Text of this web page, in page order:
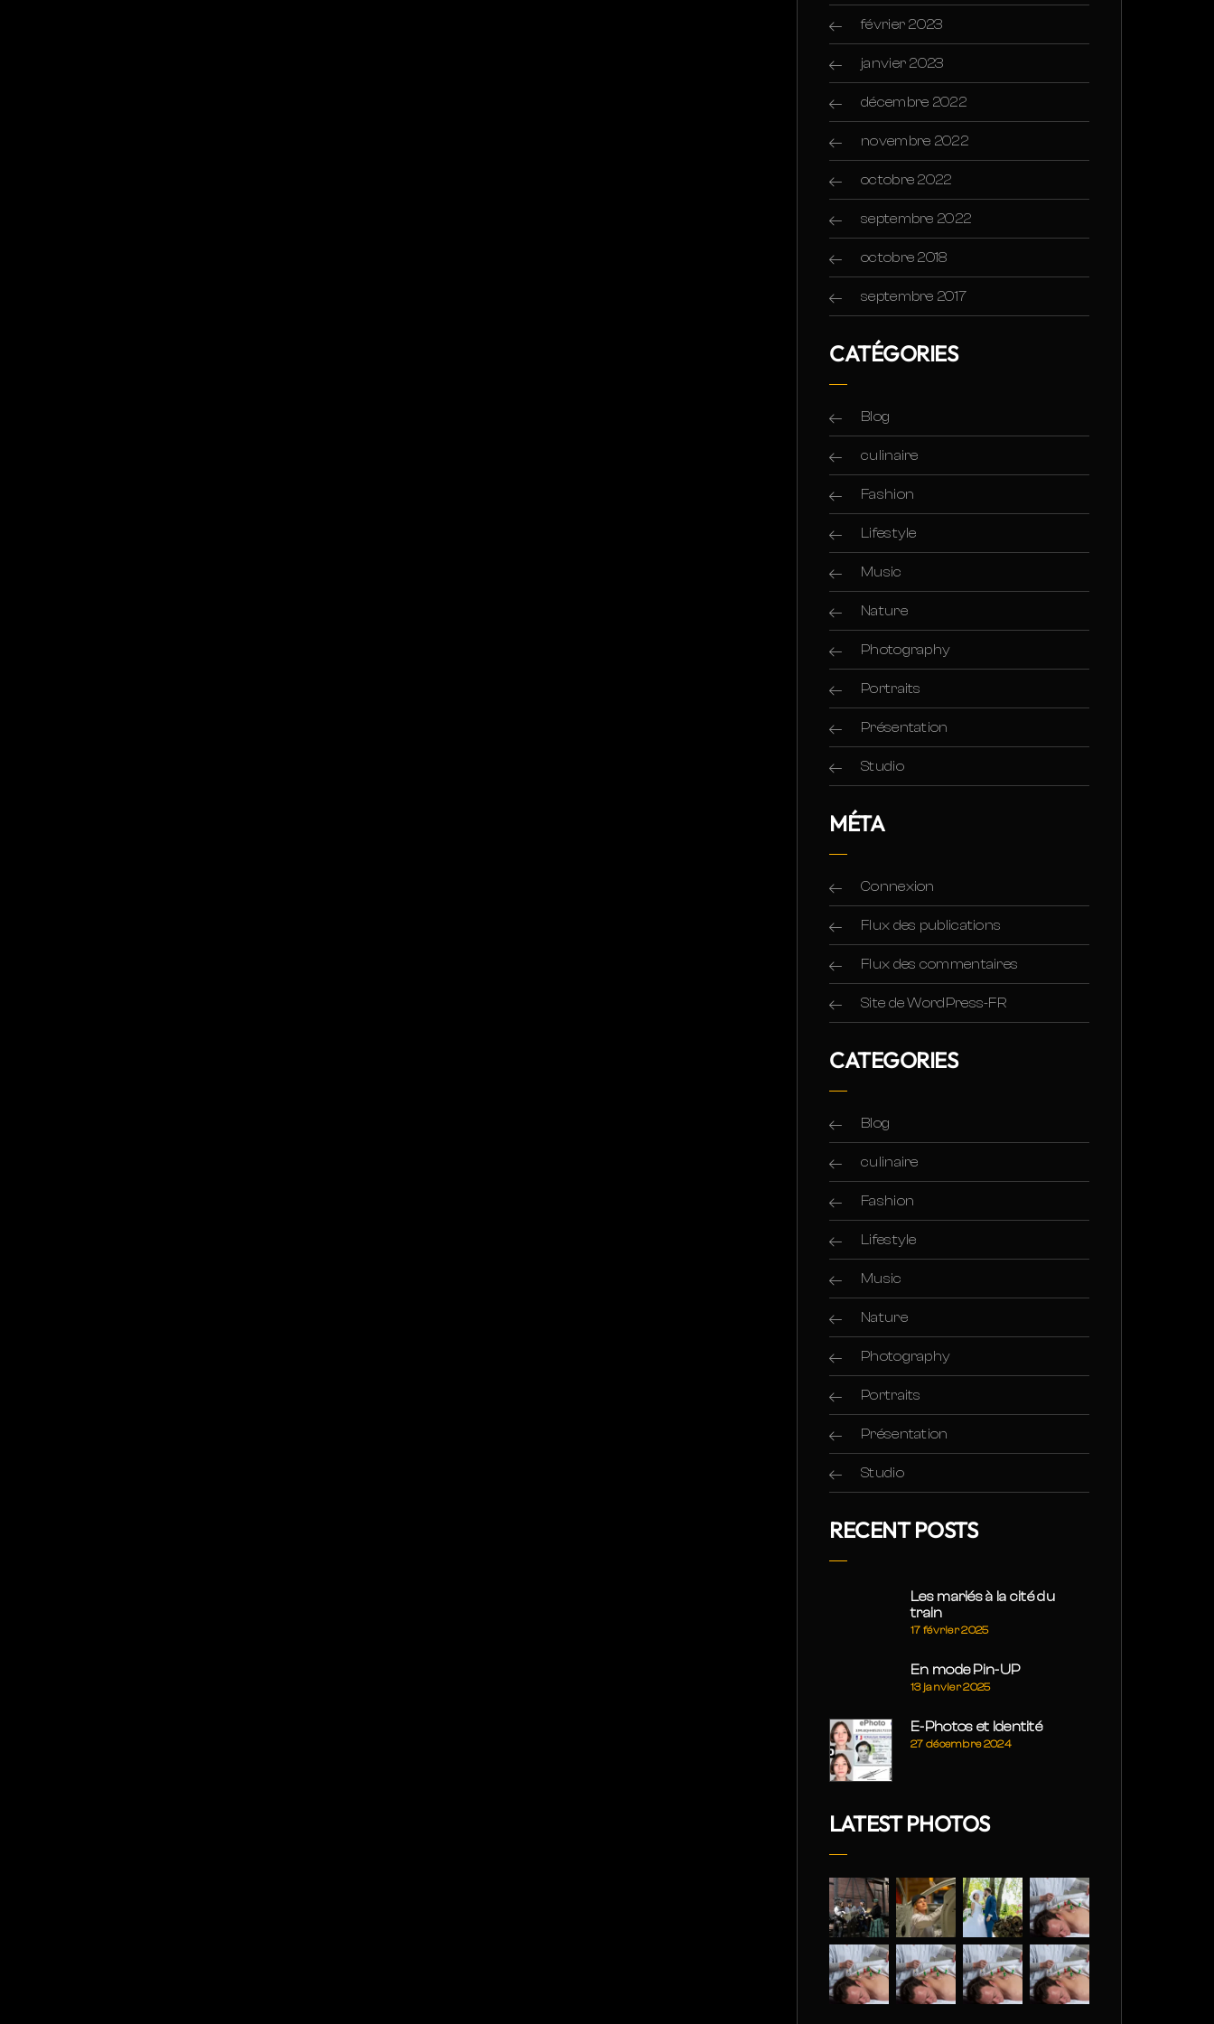
février 2023
janvier 2023
décembre 2022
novembre 2022
octobre 2022
septembre 2022
octobre 2018
septembre 2017
CATÉGORIES
Blog
culinaire
Fashion
Lifestyle
Music
Nature
Photography
Portraits
Présentation
Studio
MÉTA
Connexion
Flux des publications
Flux des commentaires
Site de WordPress-FR
CATEGORIES
Blog
culinaire
Fashion
Lifestyle
Music
Nature
Photography
Portraits
Présentation
Studio
RECENT POSTS
Les mariés à la cité du
train
17 février 2025
En mode Pin-UP
13 janvier 2025
E-Photos et Identité
27 décembre 2024
LATEST PHOTOS